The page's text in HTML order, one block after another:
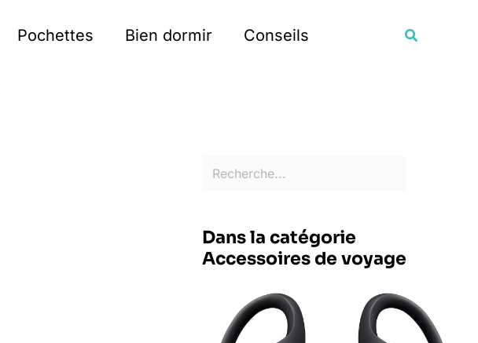
Pochettes Bien dormir Conseils
Dans la catégorie
Accessoires de voyage